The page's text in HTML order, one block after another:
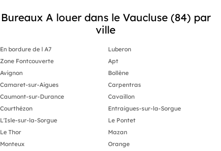
- Loyer annuel : 100800 € HT
- Honoraires : 15% HT à la charge du
Bureaux A louer dans le Vaucluse (84) par
ville
En bordure de l A7
Luberon
Zone Fontcouverte
Apt
Avignon
Bollène
Camaret-sur-Aigues
Carpentras
Caumont-sur-Durance
Cavaillon
Courthézon
Entraigues-sur-la-Sorgue
L'Isle-sur-la-Sorgue
Le Pontet
Le Thor
Mazan
Monteux
Orange